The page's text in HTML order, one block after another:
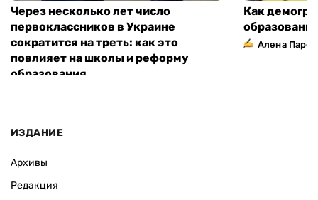
Через несколько лет число
первоклассников в Украине
сократится на треть: как это
повлияет на школы и реформу
образования
Как
Алена
ИЗДАНИЕ
Архивы
Редакция